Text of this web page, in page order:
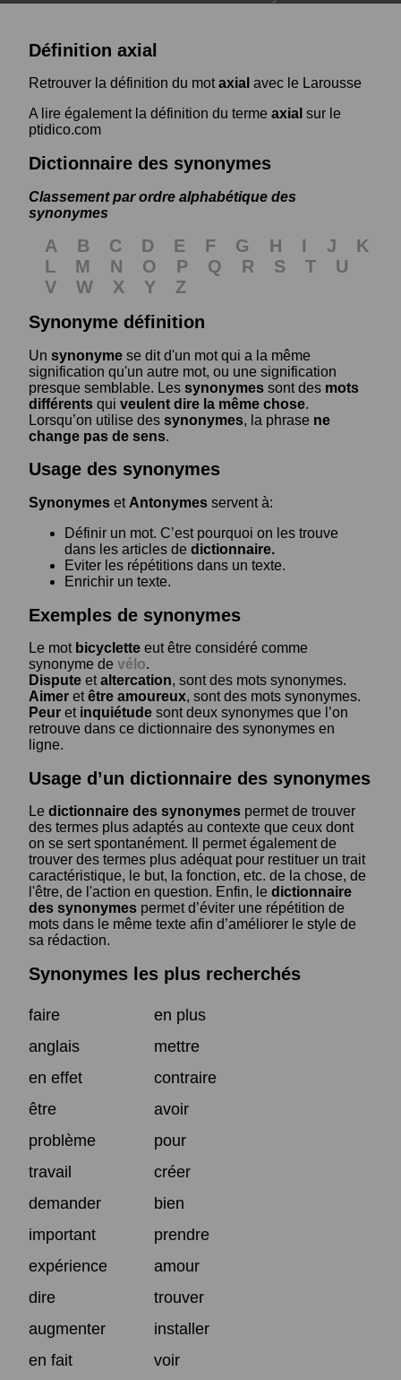
Définition axial
Retrouver la définition du motaxial avec le Larousse
A lire également la définition du terme axial sur le
ptidico.com
Dictionnaire des synonymes
Classement par ordre alphabétique des
synonymes
A B C D E F G H I J
K
L
M N O P Q R S T
U
V
W X Y
Z
Synonyme définition
Un synonyme se dit d'un mot qui a la même
signification qu'un autre mot, ou une signification
presque semblable. Les synonymes sont des mots
différents qui veulent dire la même chose.
Lorsqu’on utilise des synonymes, la phrase ne
change pas de sens.
Usage des synonymes
Synonymes et Antonymes servent à:
Définir un mot. C’est pourquoi on les trouve
dans les articles de dictionnaire.
Eviter les répétitions dans un texte.
Enrichir un texte.
Exemples de synonymes
Le mot bicyclette eut être considéré comme
synonyme de vélo.
Dispute etaltercation, sont des mots synonymes.
Aimer etêtre amoureux, sont des mots synonymes.
Peur et inquiétude sont deux synonymes que l’on
retrouve dans ce dictionnaire des synonymes en
ligne.
Usage d’un dictionnaire des synonymes
Le dictionnaire des synonymes permet de trouver
des termes plus adaptés au contexte que ceux dont
on se sert spontanément. Il permet également de
trouver des termes plus adéquat pour restituer un trait
caractéristique, le but, la fonction, etc. de la chose, de
l'être, de l'action en question. Enfin, le dictionnaire
des synonymes permet d’éviter une répétition de
mots dans le même texte afin d’améliorer le style de
sa rédaction.
Synonymes les plus recherchés
faire
en plus
anglais
mettre
en effet
contraire
être
avoir
problème
pour
travail
créer
demander
bien
important
prendre
expérience
amour
dire
trouver
augmenter
installer
en fait
voir